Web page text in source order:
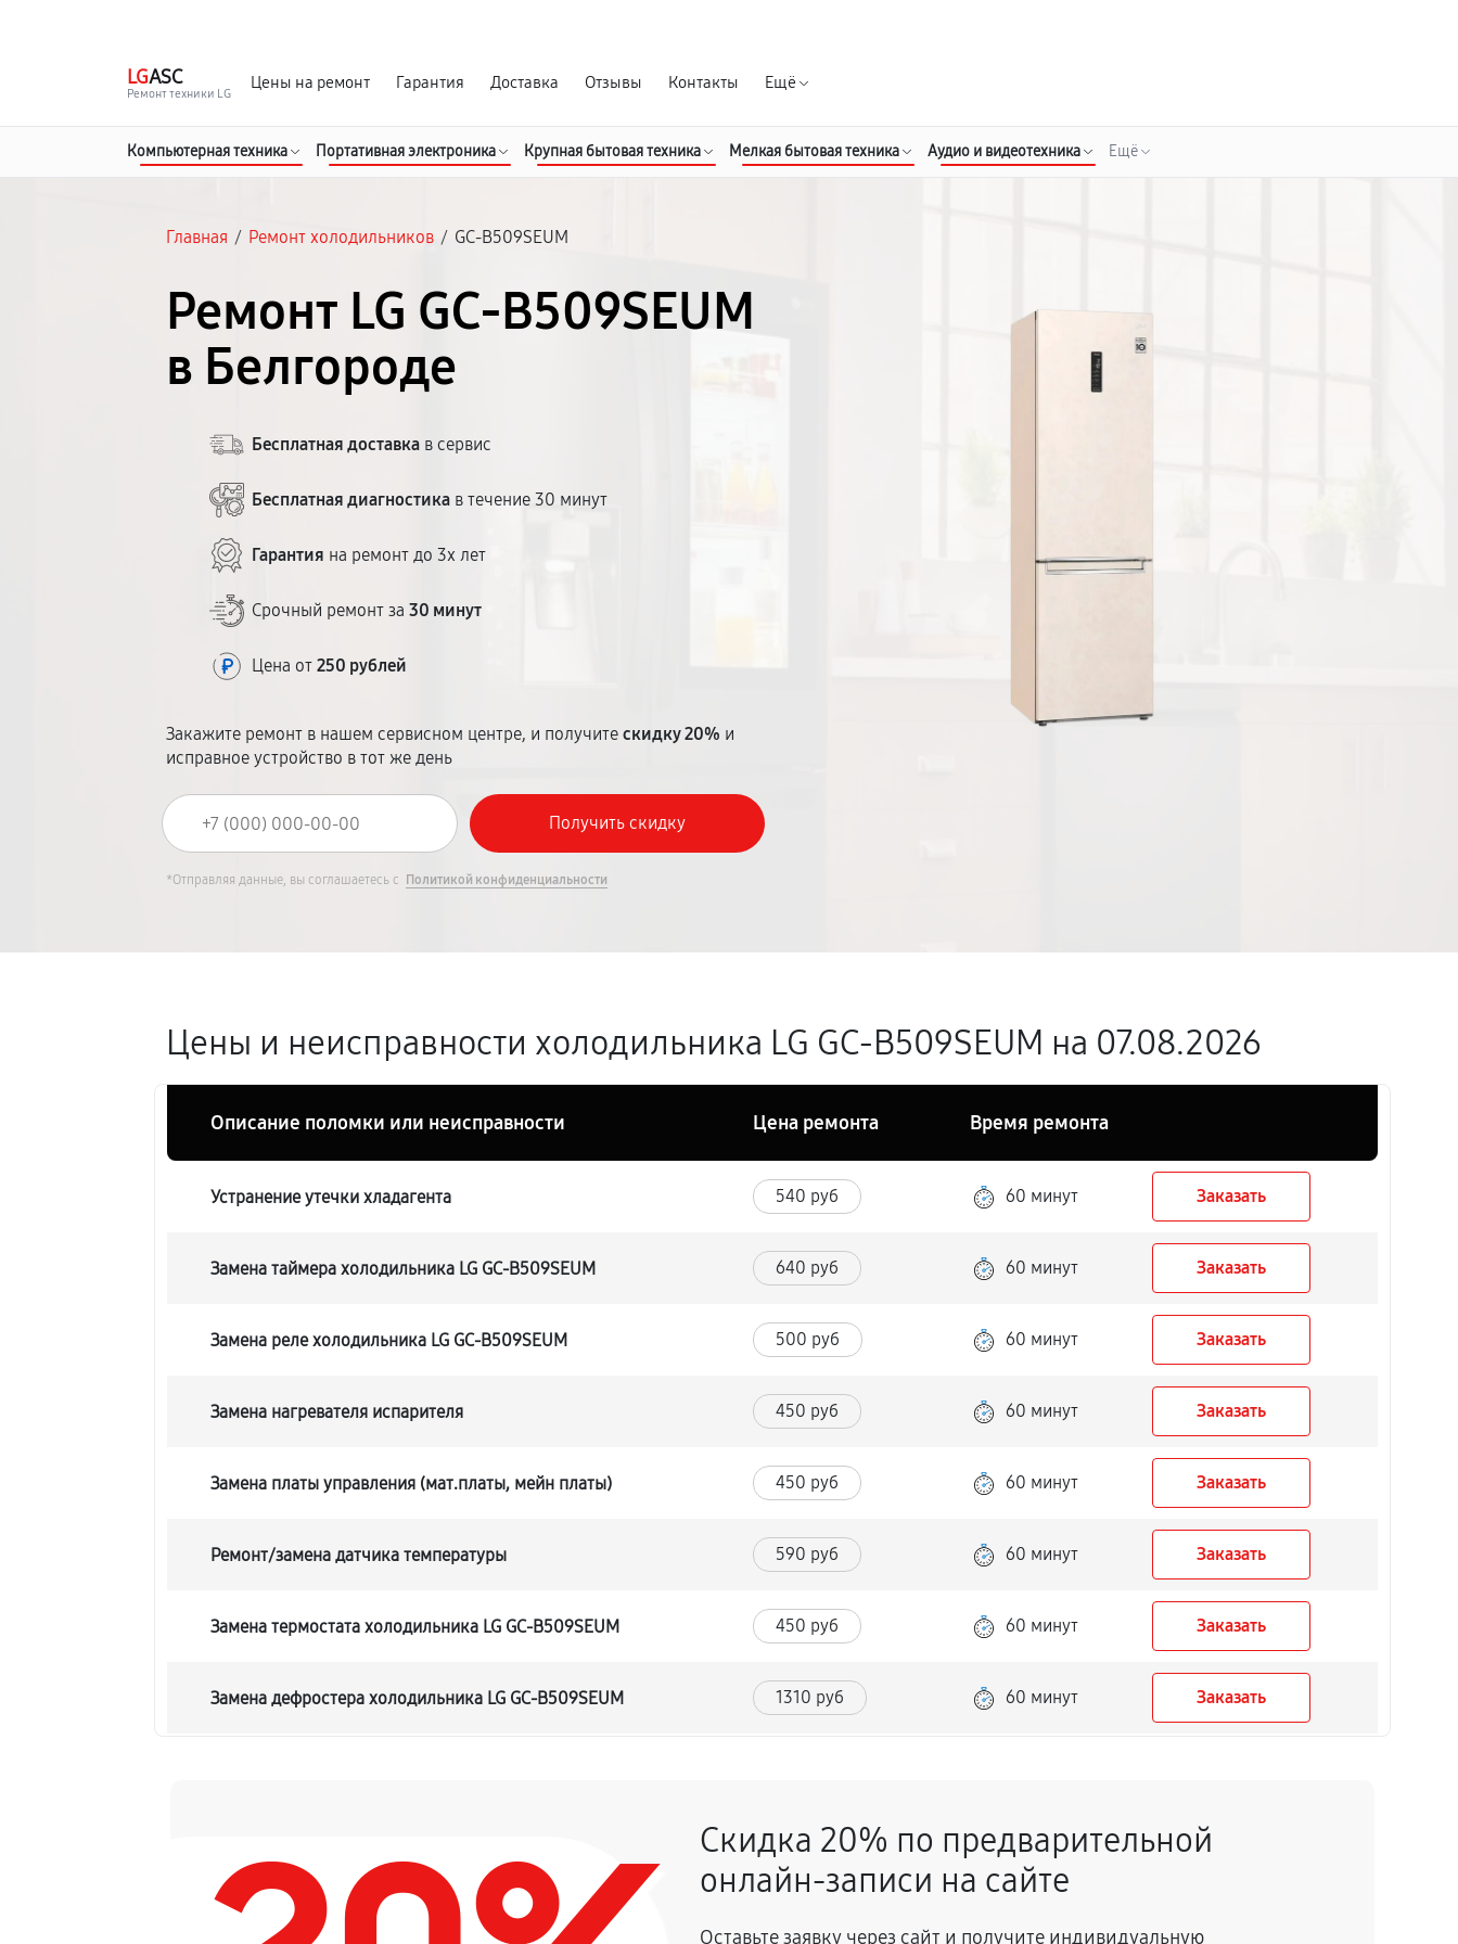
LGASC
Ремонт техники LG
Цены на ремонт Гарантия Доставка Отзывы Контакты Ещё
Компьютерная техника Портативная электроника Крупная бытовая техника Мелкая бытовая техника Аудио и видеотехника Ещё
Главная / Ремонт холодильников / GC-B509SEUM
Ремонт LG GC-B509SEUM
в Белгороде
Бесплатная доставка в сервис
Бесплатная диагностика в течение 30 минут
Гарантия на ремонт до 3х лет
Срочный ремонт за30 минут
Цена от250 рублей
Закажите ремонт в нашем сервисном центре, и получитескидку 20% и
исправное устройство в тот же день
*Отправляя данные, вы соглашаетесь с Политикой конфиденциальности
Цены и неисправности холодильника LG GC-B509SEUM на 07.08.2026
Описание поломки или неисправности Цена ремонта Время ремонта
Устранение утечки хладагента 540 руб 60 минут Заказать
Замена таймера холодильника LG GC-B509SEUM 640 руб 60 минут Заказать
Замена реле холодильника LG GC-B509SEUM 500 руб 60 минут Заказать
Замена нагревателя испарителя 450 руб 60 минут Заказать
Замена платы управления (мат.платы, мейн платы) 450 руб 60 минут Заказать
Ремонт/замена датчика температуры 590 руб 60 минут Заказать
Замена термостата холодильника LG GC-B509SEUM 450 руб 60 минут Заказать
Замена дефростера холодильника LG GC-B509SEUM 1310 руб 60 минут Заказать
590 руб 60 минут Заказать
Перевешивание дверей
Скидка 20% по предварительной
онлайн-записи на сайте
Оставьте заявку через сайт и получите индивидуальную